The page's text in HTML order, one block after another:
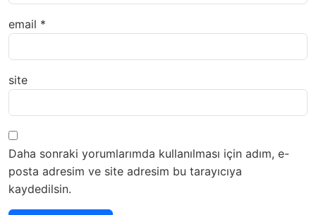
email *
site
Daha sonraki yorumlarımda kullanılması için adım, e-
posta adresim ve site adresim bu tarayıcıya
kaydedilsin.